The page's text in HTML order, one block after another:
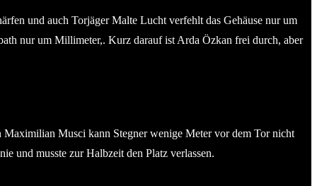
und auch Torjäger Malte Lucht verfehlt das Gehäuse nur um
nur um Millimeter,. Kurz darauf ist Arda Özkan frei durch, aber
Maximilian Musci kann Stegner wenige Meter vor dem Tor nicht
und musste zur Halbzeit den Platz verlassen.